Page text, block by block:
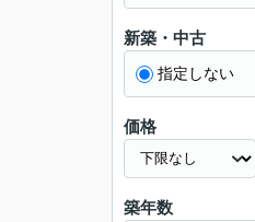
タカマツハウス物件
東京南西エリア
新築・中古
指定しない
価格
築年数